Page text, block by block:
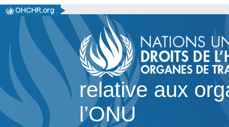
relative aux
l’ONU